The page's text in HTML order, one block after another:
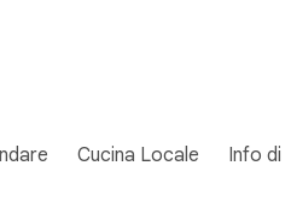
Cucina Locale Info di